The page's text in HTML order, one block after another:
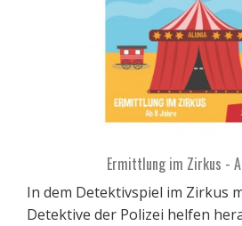
Ermittlung im Zirkus -
In dem Detektivspiel im Zirkus
Detektive der Polizei helfen